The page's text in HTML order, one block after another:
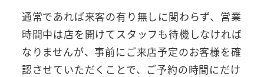
通常であれば来客の有り無しに関わらず、営業
時間中は店を開けてスタッフも待機しなければ
なりませんが、事前にご来店予定のお客様を確
認させていただくことで、ご予約の時間にだけ